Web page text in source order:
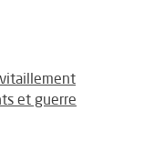
et guerre